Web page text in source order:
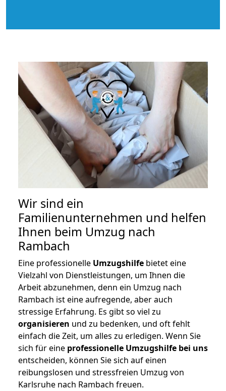
Wir sind ein
Familienunternehmen und helfen
Ihnen beim Umzug nach
Rambach
Eine professionelle Umzugshilfe bietet eine
Vielzahl von Dienstleistungen, um Ihnen die
Arbeit abzunehmen, denn ein Umzug nach
Rambach ist eine aufregende, aber auch
stressige Erfahrung. Es gibt so viel zu
organisieren und zu bedenken, und oft fehlt
einfach die Zeit, um alles zu erledigen. Wenn Sie
sich für eine professionelle Umzugshilfe bei uns
entscheiden, können Sie sich auf einen
reibungslosen und stressfreien Umzug von
Karlsruhe nach Rambach freuen.